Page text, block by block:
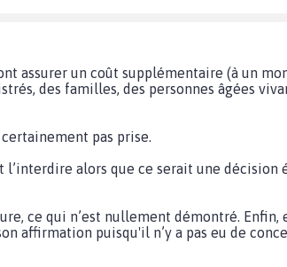
assurer un coût supplémentaire (à un
des familles, des personnes âgées
pas prise.
alors que ce serait une décision
ce qui n’est nullement démontré. Enfin,
affirmation puisqu'il n’y a pas eu de